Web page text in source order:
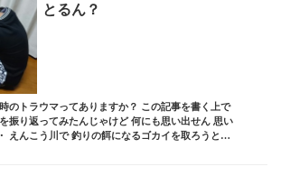
とるん？
のトラウマってありますか？ この記事を書く上で
振り返ってみたんじゃけど 何にも思い出せん 思い
えんこう川で 釣りの餌になるゴカイを取ろうとし